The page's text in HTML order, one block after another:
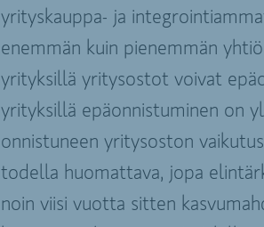
yrityskauppa- ja
enemmän kuin pienemmän
yrityksillä yritysostot voivat
yrityksillä epäonnistuminen on
onnistuneen yritysoston
todella huomattava, jopa
noin viisi vuotta sitten